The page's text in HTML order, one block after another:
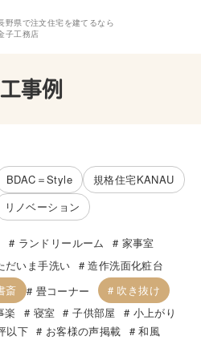
野県で注文住宅を建てるなら
子工務店
事例
BDAC＝Style
規格住宅KANAU
リノベーション
ランドリールーム
家事室
だいま手洗い
造作洗面化粧台
斎 畳コーナー
吹き抜け
楽 寝室 子供部屋
小上がり
以下 お客様の声掲載
和風